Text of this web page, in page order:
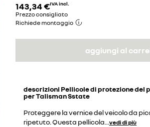
143,34 €IVA incl.
Prezzo consigliato
Richiede montaggio
aggiungi al
descrizioni Pellicole di protezione del
per Talisman Sstate
Proteggere la vernice del veicolo da
ripetuto. Questa pellicola
vedi di più